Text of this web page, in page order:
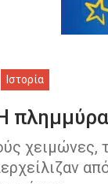
Ιστορία
χειμώνες,